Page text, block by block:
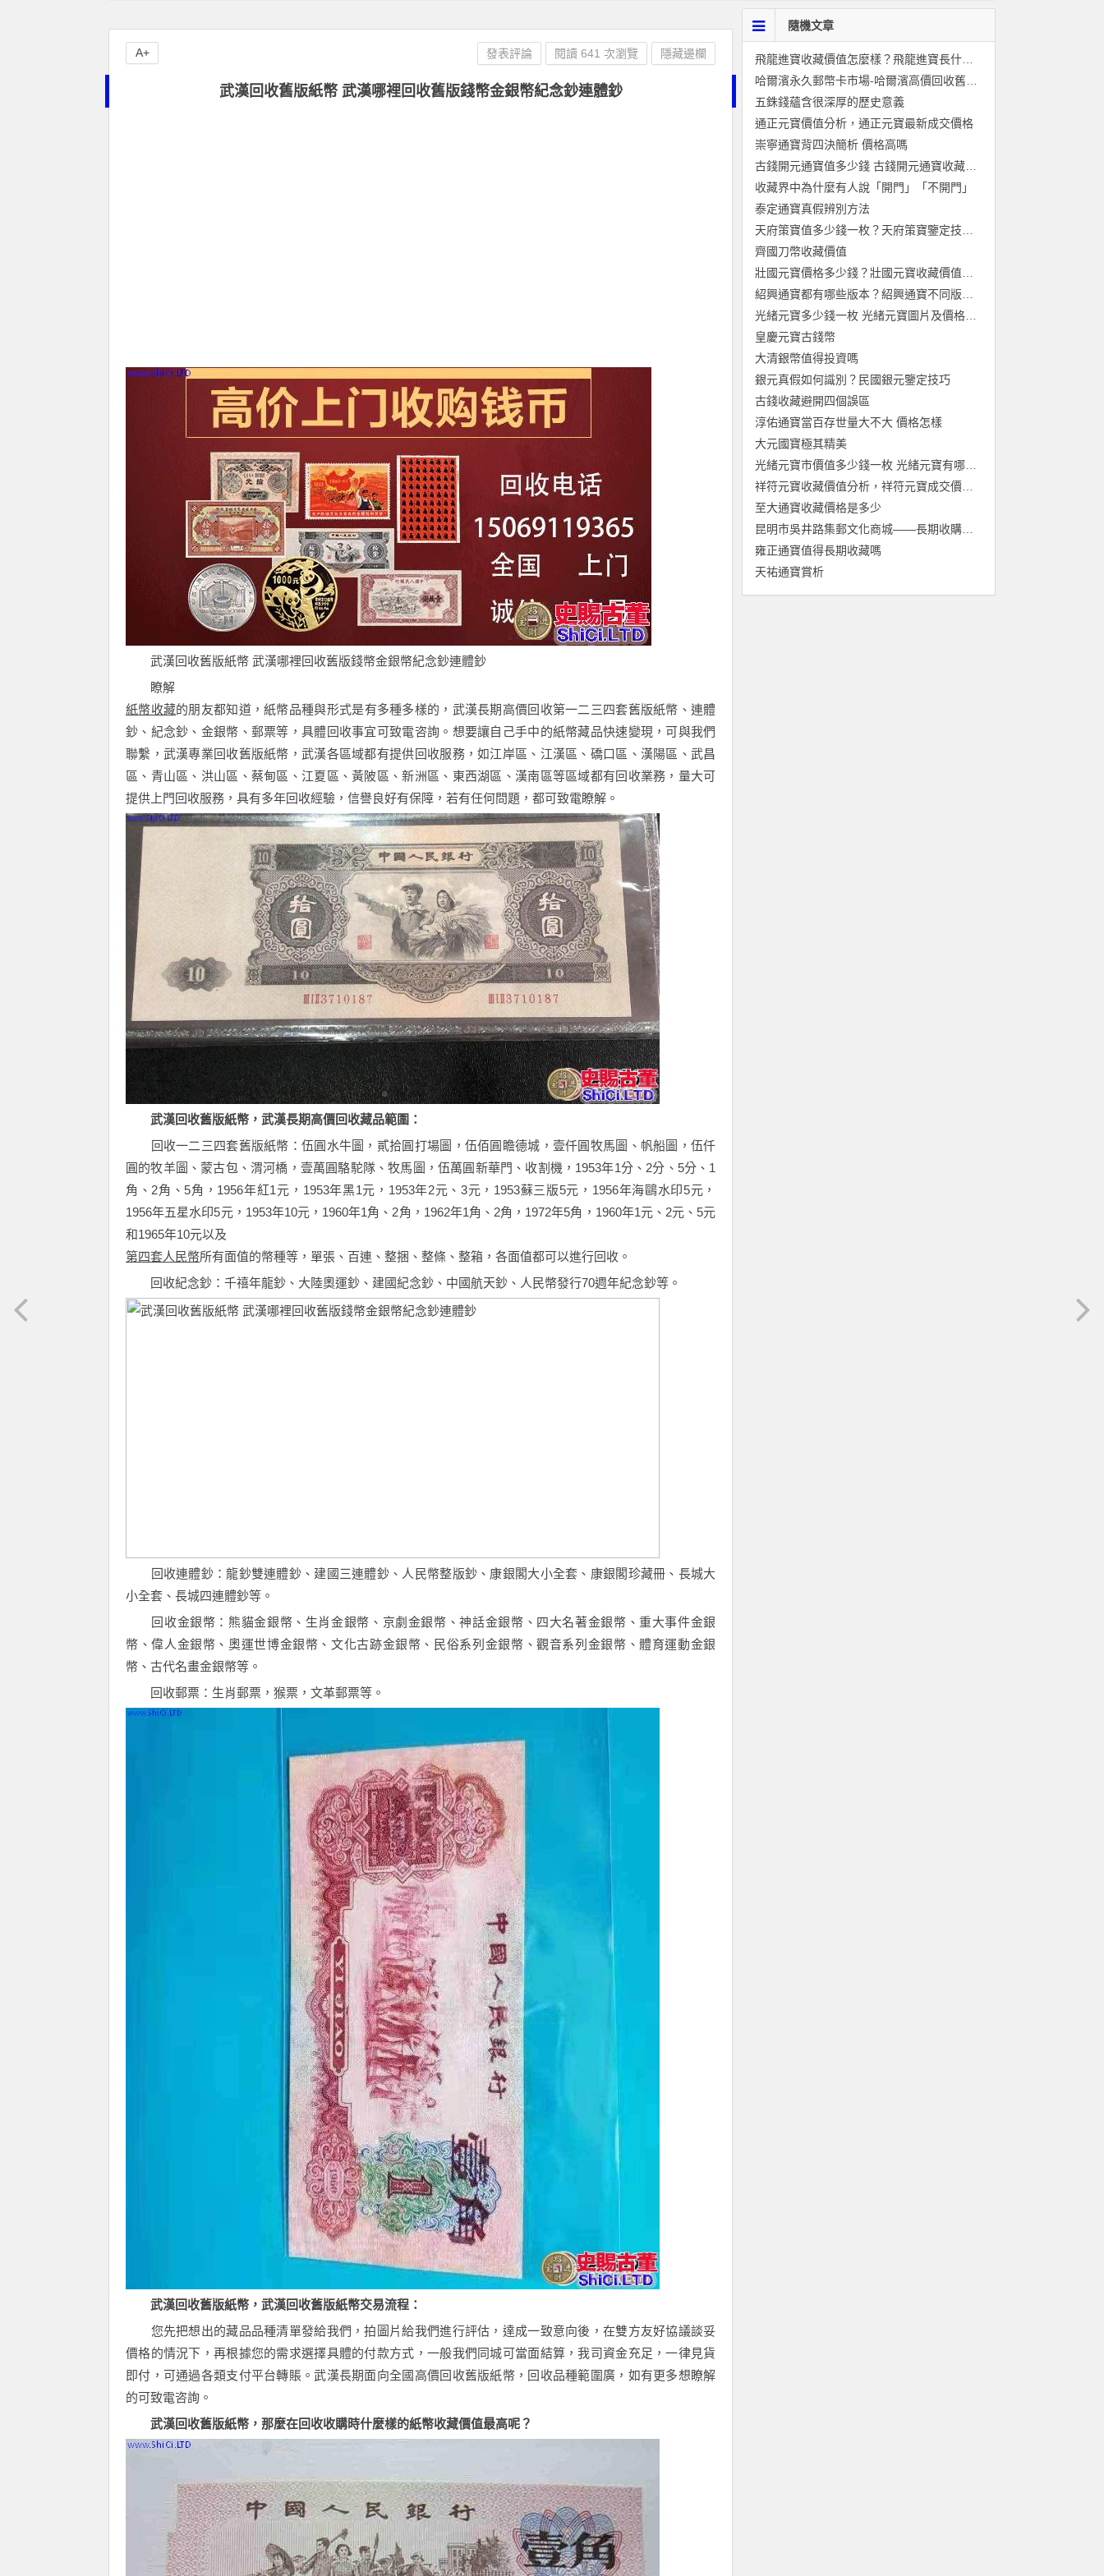
武漢回收舊版紙幣 武漢哪裡回收舊版錢幣金銀幣紀念鈔連體鈔
武漢回收舊版紙幣 武漢哪裡回收舊版錢幣金銀幣紀念鈔連體鈔
瞭解
紙幣收藏的朋友都知道，紙幣品種與形式是有多種多樣的，武漢長期高價回收第一二三四套舊版紙幣、連體
鈔、紀念鈔、金銀幣、郵票等，具體回收事宜可致電咨詢。想要讓自己手中的紙幣藏品快速變現，可與我們
聯繫，武漢專業回收舊版紙幣，武漢各區域都有提供回收服務，如江岸區、江漢區、礄口區、漢陽區、武昌
區、青山區、洪山區、蔡甸區、江夏區、黃陂區、新洲區、東西湖區、漢南區等區域都有回收業務，量大可
提供上門回收服務，具有多年回收經驗，信譽良好有保障，若有任何問題，都可致電瞭解。
武漢回收舊版紙幣，武漢長期高價回收‍‍‍‍藏品範圍‍：‍‍‍‍‍‍‍‍‍‍‍‍‍‍‍‍
回收一二三四套舊版紙幣：伍圓水牛圖，貳拾圓打場圖，伍佰圓瞻德城，壹仟圓牧馬圖、帆船圖，伍仟
圓的牧羊圖、蒙古包、渭河橋，壹萬圓駱駝隊、牧馬圖，伍萬圓新華門、收割機，1953年1分、2分、5分、1
角、2角、5角，1956年紅1元，1953年黑1元，1953年2元、3元，1953蘇三版5元，1956年海鷗水印5元，
1956年五星水印5元，1953年10元，1960年1角、2角，1962年1角、2角，1972年5角，1960年1元、2元、5元
和1965年10元以及
第四套人民幣所有面值的幣種等，單張、百連、整捆、整條、整箱，各面值都可以進行回收。
回收紀念鈔：千禧年龍鈔、大陸奧運鈔、建國紀念鈔、中國航天鈔、人民幣發行70週年紀念鈔等。
回收連體鈔：龍鈔雙連體鈔、建國三連體鈔、人民幣整版鈔、康銀閣大小全套、康銀閣珍藏冊、長城大
小全套、長城四連體鈔等。
回收金銀幣：熊貓金銀幣、生肖金銀幣、京劇金銀幣、神話金銀幣、四大名著金銀幣、重大事件金銀
幣、偉人金銀幣、奧運世博金銀幣、文化古跡金銀幣、民俗系列金銀幣、觀音系列金銀幣、體育運動金銀
幣、古代名畫金銀幣等。
回收郵票：生肖郵票，猴票，文革郵票等。
武漢回收舊版紙幣，武漢回收舊版紙幣交易流程：
您先把想出的藏品品種清單發給我們，拍圖片給我們進行評估，達成一致意向後，在雙方友好協議談妥
價格的情況下，再根據您的需求選擇具體的付款方式，一般我們同城可當面結算，我司資金充足，一律見貨
即付，可通過各類支付平台轉賬。武漢長期面向全國高價回收舊版紙幣，回收品種範圍廣，如有更多想瞭解
的可致電咨詢。
武漢回收舊版紙幣，那麼在回收收購時什麼樣的紙幣收藏價值最高呢？
發表評論 閱讀 641 次瀏覽 隱藏邊欄
A+
隨機文章
五銖錢蘊含很深厚的歷史意義
通正元寶價值分析，通正元寶最新成交價格
崇寧通寶背四決簡析 價格高嗎
收藏界中為什麼有人說「開門」「不開門」
泰定通寶真假辨別方法
齊國刀幣收藏價值
皇慶元寶古錢幣
大清銀幣值得投資嗎
銀元真假如何識別？民國銀元鑒定技巧
古錢收藏避開四個誤區
淳佑通寶當百存世量大不大 價格怎樣
大元國寶極其精美
至大通寶收藏價格是多少
雍正通寶值得長期收藏嗎
天祐通寶賞析